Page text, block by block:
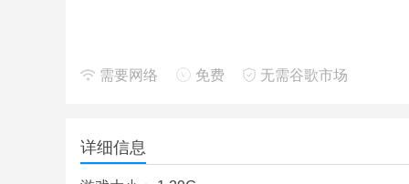
需要网络 免费 无需谷歌市场
详细信息